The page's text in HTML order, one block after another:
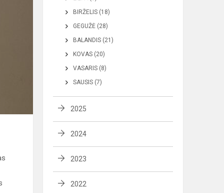
BIRŽELIS (18)
GEGUŽĖ (28)
BALANDIS (21)
KOVAS (20)
VASARIS (8)
SAUSIS (7)
2025
2024
2023
2022